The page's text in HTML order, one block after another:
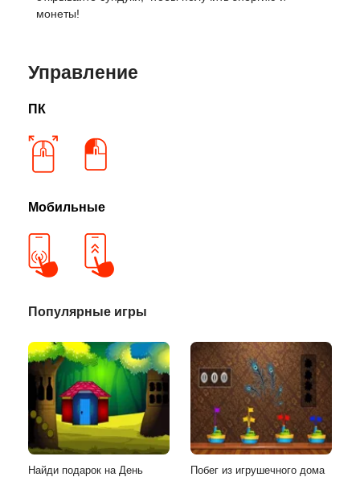
монеты!
Управление
ПК
Мобильные
Популярные игры
Найди подарок на День
Побег из игрушечного дома